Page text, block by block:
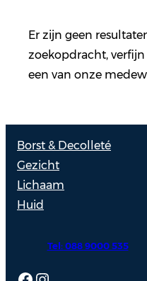
Er zijn geen
zoekopdracht,
een van onze
Borst & Decolleté
Gezicht
Lichaam
Huid
Tel: 088 9000 535